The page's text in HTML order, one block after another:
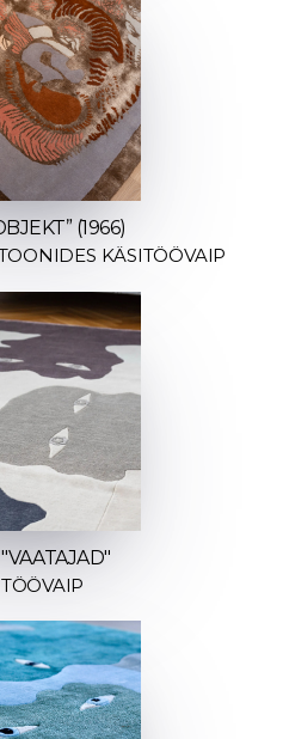
(1966)
KÄSITÖÖVAIP